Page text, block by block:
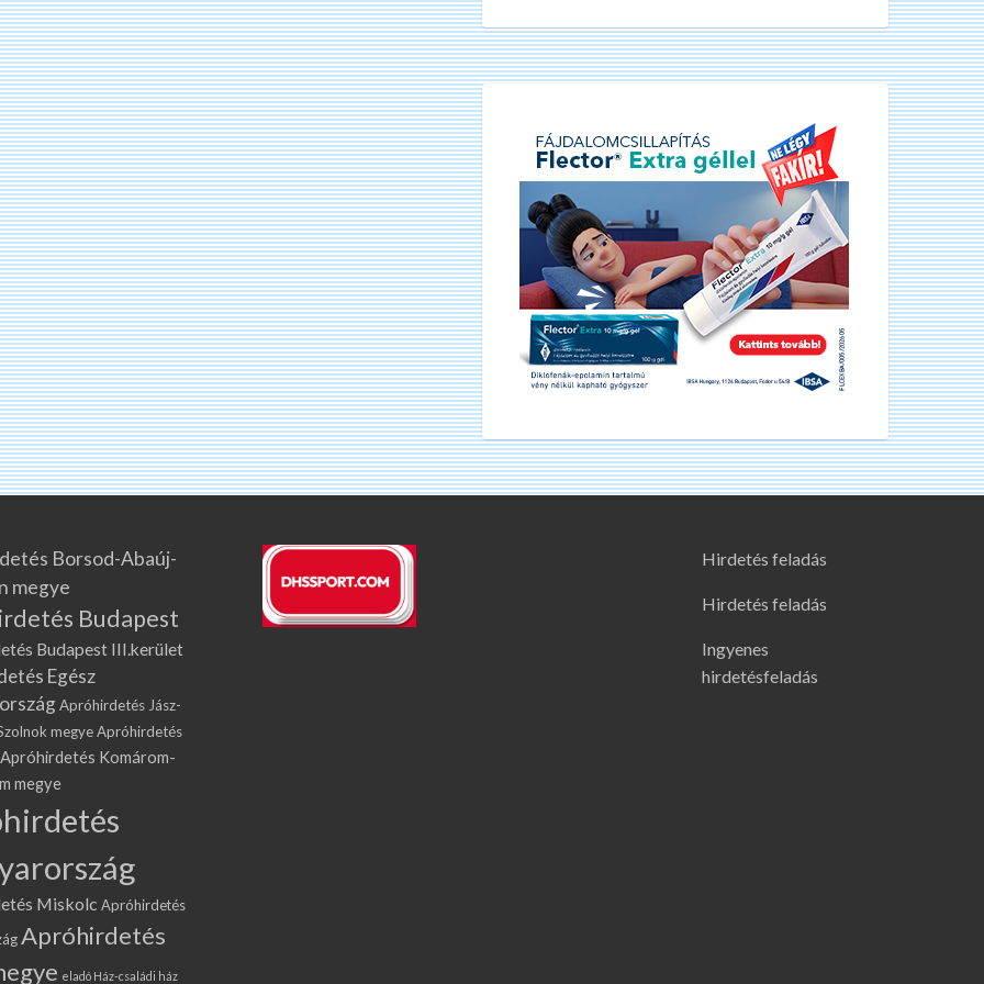
Borsod-Abaúj-
megye
Budapest
Budapest III.kerület
Egész
Apróhirdetés Jász-
megyeApróhirdetés
Apróhirdetés Komárom-
megye
Miskolc Apróhirdetés
Apróhirdetés
eladó Ház-családi ház
Hirdetés feladás
Hirdetés feladás
Ingyenes
hirdetésfeladás